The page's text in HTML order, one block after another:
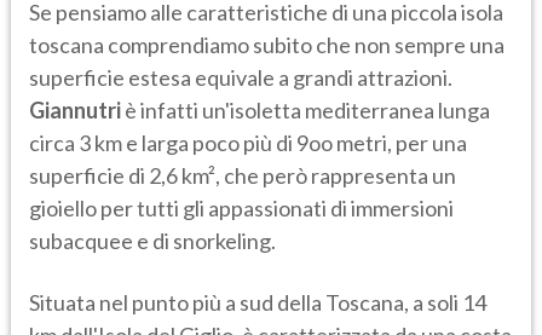
Se pensiamo alle caratteristiche di una piccola isola
toscana comprendiamo subito che non sempre una
superficie estesa equivale a grandi attrazioni.
Giannutriè infatti un'isoletta mediterranea lunga
circa 3 km e larga poco più di 9oo metri, per una
superficie di 2,6 km², che però rappresenta un
gioiello per tutti gli appassionati di immersioni
subacquee e di snorkeling.
Situata nel punto più a sud della Toscana, a soli 14